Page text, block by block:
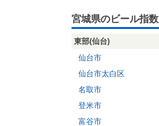
宮城県のビール指数
東部(仙台)
仙台市
仙台市太白区
名取市
登米市
富谷市